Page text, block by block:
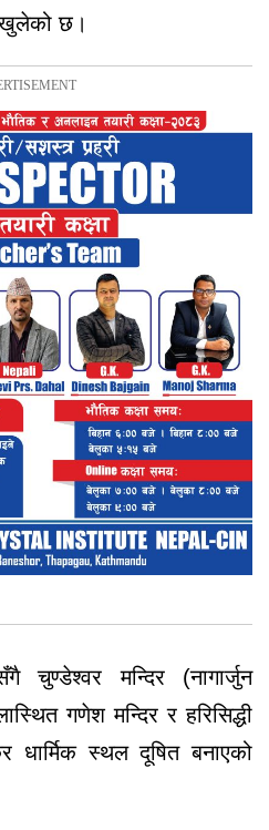
खुलेको छ।
चुण्डेश्‍वर मन्दिर (नागार्जुन
गणेश मन्दिर र हरिसिद्धी
धार्मिक स्थल दूषित बनाएको